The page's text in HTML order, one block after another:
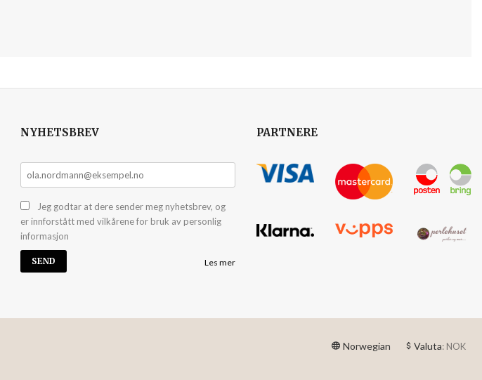
NYHETSBREV
Jeg godtar at dere sender meg nyhetsbrev, og
er innforstått med vilkårene for bruk av personlig
informasjon
Les mer
PARTNERE
Norwegian Valuta: NOK